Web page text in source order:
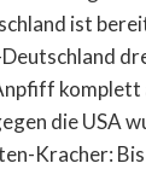
ist
komplett
die USA
Kracher: